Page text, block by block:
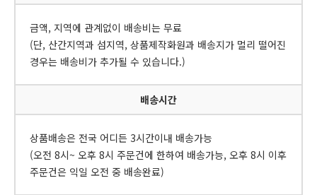
금액, 지역에 관계없이 배송비는 무료
(단, 산간지역과 섬지역, 상품제작화원과 배송지가 멀리 떨어진
경우는 배송비가 추가될 수 있습니다.)
배송시간
상품배송은 전국 어디든 3시간이내 배송가능
(오전 8시~ 오후 8시 주문건에 한하여 배송가능, 오후 8시 이후
주문건은 익일 오전 중 배송완료)